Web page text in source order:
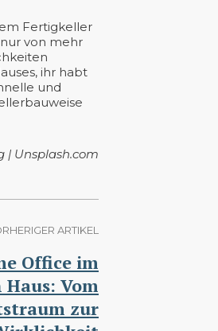
Fertigkeller
von mehr
ihr habt
und
| Unsplash.com
ARTIKEL
Office im
Haus: Vom
zur